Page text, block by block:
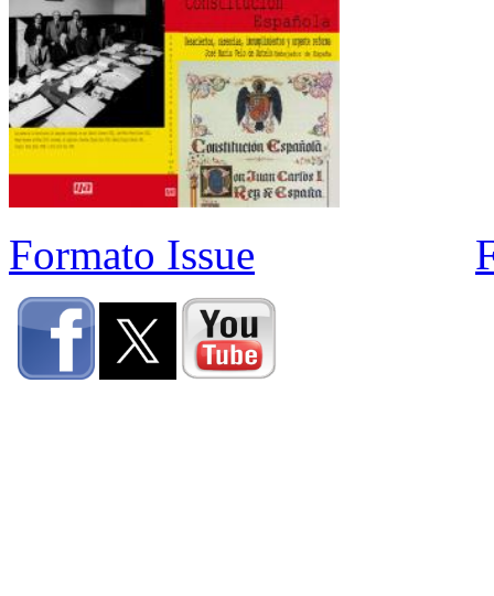
Formato Issue